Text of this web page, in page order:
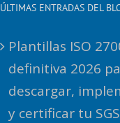
ÚLTIMAS ENTRADAS DEL
Plantillas ISO
definitiva 2026
descargar,
y certificar tu